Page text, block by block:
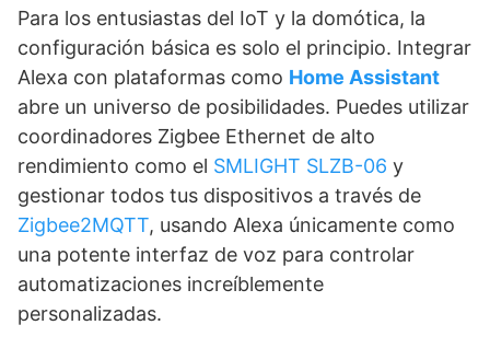
Para los entusiastas del IoT y la domótica, la
configuración básica es solo el principio. Integrar
Alexa con plataformas como Home Assistant
abre un universo de posibilidades. Puedes utilizar
coordinadores Zigbee Ethernet de alto
rendimiento como el SMLIGHT SLZB-06 y
gestionar todos tus dispositivos a través de
Zigbee2MQTT, usando Alexa únicamente como
una potente interfaz de voz para controlar
automatizaciones increíblemente
personalizadas.